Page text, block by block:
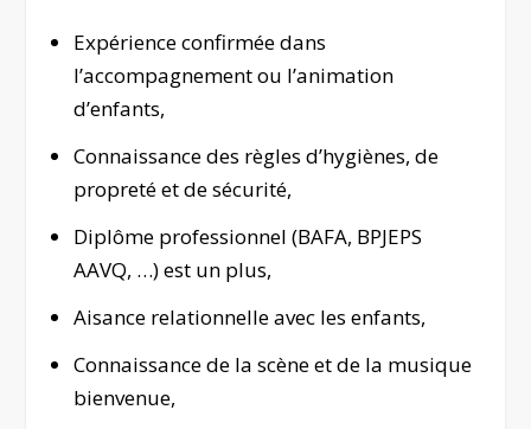
Expérience confirmée dans
l’accompagnement ou l’animation
d’enfants,
Connaissance des règles d’hygiènes, de
propreté et de sécurité,
Diplôme professionnel (BAFA, BPJEPS
AAVQ, …) est un plus,
Aisance relationnelle avec les enfants,
Connaissance de la scène et de la musique
bienvenue,